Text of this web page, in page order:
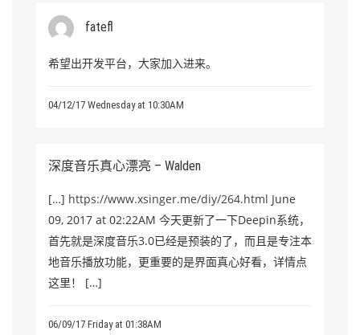
fatefl
希望出开发平台，大家加入进来。
04/12/17 Wednesday at 10:30AM
深度音乐真心漂亮 – Walden
[…] https://www.xsinger.me/diy/264.html June
09, 2017 at 02:22AM 今天更新了一下Deepin系统，
首先就是深度音乐3.0已经是预装的了，而且是专注本
地音乐播放功能，更重要的是界面真心好看，详情点
这里！ […]
06/09/17 Friday at 01:38AM